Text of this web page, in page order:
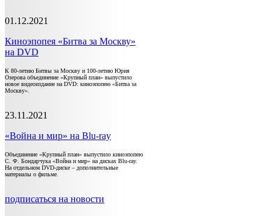
01.12.2021
Киноэпопея «Битва за Москву»
на DVD
К 80-летию Битвы за Москву и 100-летию Юрия
Озерова объединение «Крупный план» выпустило
новое видеоиздание на DVD: киноэпопею «Битва за
Москву».
23.11.2021
«Война и мир» на Blu-ray
Объединение «Крупный план» выпустило киноэпопею
С. Ф. Бондарчука «Война и мир» на дисках Blu-ray.
На отдельном DVD-диске – дополнительные
материалы о фильме.
подписаться на новости